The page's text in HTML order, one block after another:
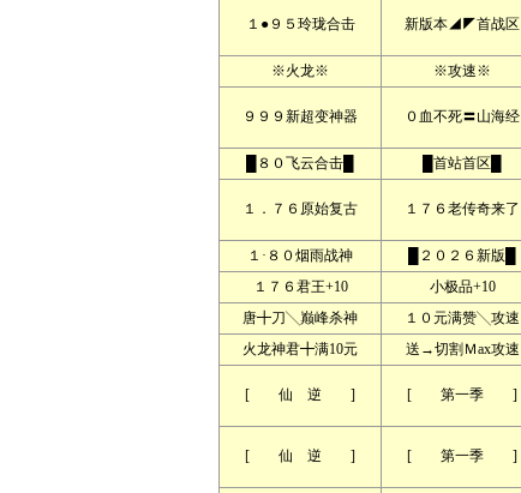
１●９５玲珑合击 新版本◢◤首战区
※火龙※ ※攻速※
９９９新超变神器 ０血不死〓山海经
█８０飞云合击█ █首站首区█
１．７６原始复古 １７６老传奇来了
１·８０烟雨战神 █２０２６新版█
１７６君王+10
小极品+10
唐╋刀╲巅峰杀神
１０元满赞╲攻速
火龙神君╋满10元
送→切割Ｍax攻速
[ 仙 逆 ] [ 第一季 ]
[ 仙 逆 ] [ 第一季 ]